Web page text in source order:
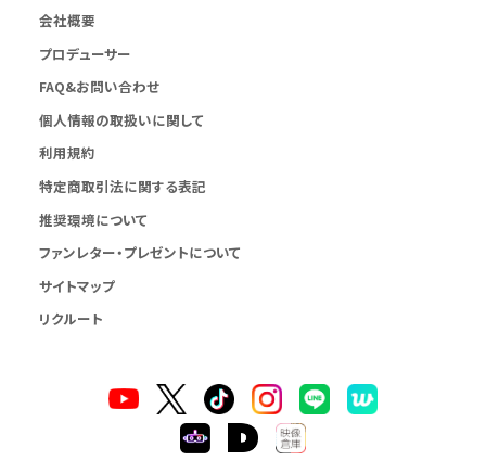
会社概要
プロデューサー
FAQ&お問い合わせ
個人情報の取扱いに関して
利用規約
特定商取引法に関する表記
推奨環境について
ファンレター・プレゼントについて
サイトマップ
リクルート